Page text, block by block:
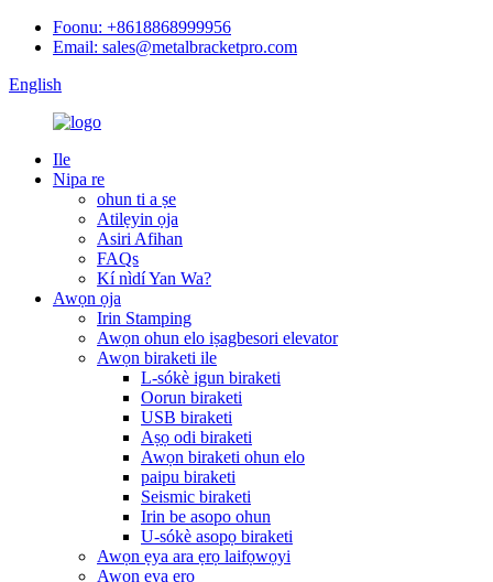
Foonu: +8618868999956
Email: sales@metalbracketpro.com
English
Ile
Nipa re
ohun ti a ṣe
Atilẹyin ọja
Asiri Afihan
FAQs
Kí nìdí Yan Wa?
Awọn ọja
Irin Stamping
Awọn ohun elo iṣagbesori elevator
Awọn biraketi ile
L-sókè igun biraketi
Oorun biraketi
USB biraketi
Aṣọ odi biraketi
Awọn biraketi ohun elo
paipu biraketi
Seismic biraketi
Irin be asopo ohun
U-sókè asopọ biraketi
Awọn ẹya ara ẹrọ laifọwọyi
Awọn ẹya ẹrọ